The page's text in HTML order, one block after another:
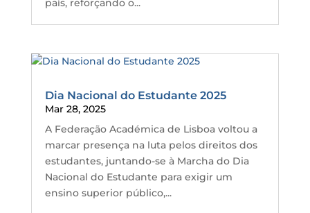
Dia Nacional do Estudante 2025
Mar 28, 2025
A Federação Académica de Lisboa voltou a
marcar presença na luta pelos direitos dos
estudantes, juntando-se à Marcha do Dia
Nacional do Estudante para exigir um
ensino superior público,...